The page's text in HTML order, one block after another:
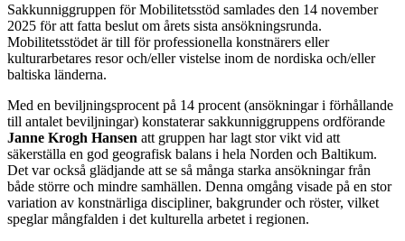
Sakkunniggruppen för Mobilitetsstöd samlades den 14 november
2025 för att fatta beslut om årets sista ansökningsrunda.
Mobilitetsstödet är till för professionella konstnärers eller
kulturarbetares resor och/eller vistelse inom de nordiska och/eller
baltiska länderna.
Med en beviljningsprocent på 14 procent (ansökningar i förhållande
till antalet beviljningar) konstaterar sakkunniggruppens ordförande
Janne Krogh Hansen att gruppen har lagt stor vikt vid att
säkerställa en god geografisk balans i hela Norden och Baltikum.
Det var också glädjande att se så många starka ansökningar från
både större och mindre samhällen. Denna omgång visade på en stor
variation av konstnärliga discipliner, bakgrunder och röster, vilket
speglar mångfalden i det kulturella arbetet i regionen.